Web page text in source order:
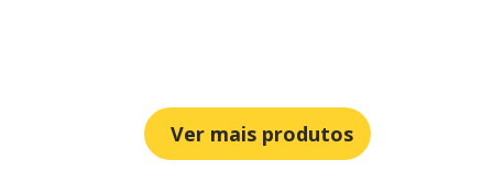
Ver mais produtos